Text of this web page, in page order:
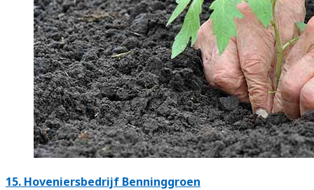
15. Hoveniersbedrijf Benninggroen